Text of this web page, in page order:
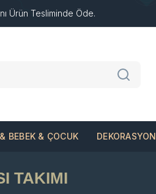
Ürün Tesliminde Öde.
BEBEK & ÇOCUK DEKORASYON
TAKIMI